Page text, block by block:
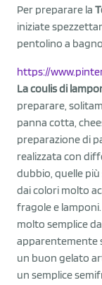
Per preparare la
iniziate
pentolino a
https://
La coulis di
preparare,
panna cotta,
preparazione di
realizzata con
dubbio, quelle
dai colori molto
fragole e
molto semplice
apparentemente
un buon gelato
un semplice